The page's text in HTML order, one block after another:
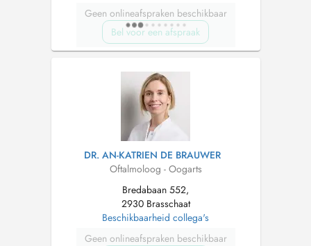
Geen onlineafspraken beschikbaar
Bel voor een afspraak
DR. AN-KATRIEN DE BRAUWER
Oftalmoloog - Oogarts
Bredabaan 552,
2930 Brasschaat
Beschikbaarheid collega's
Geen onlineafspraken beschikbaar